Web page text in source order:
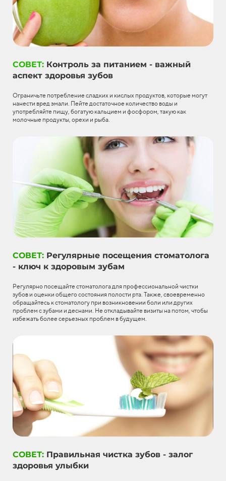
СОВЕТ: Контроль за питанием - важный
аспект здоровья зубов
Ограничьте потребление сладких и кислых продуктов, которые могут
нанести вред эмали. Пейте достаточное количество воды и
употребляйте пищу, богатую кальцием и фосфором, такую как
молочные продукты, орехи и рыба.
СОВЕТ: Регулярные посещения стоматолога
- ключ к здоровым зубам
Регулярно посещайте стоматолога для профессиональной чистки
зубов и оценки общего состояния полости рта. Также, своевременно
обращайтесь к стоматологу при возникновении боли или других
проблем с зубами и деснами. Не откладывайте визиты на потом, чтобы
избежать более серьезных проблем в будущем.
СОВЕТ: Правильная чистка зубов - залог
здоровья улыбки